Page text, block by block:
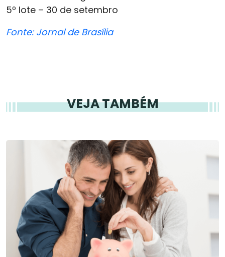
5º lote – 30 de setembro
Fonte: Jornal de Brasília
VEJA TAMBÉM